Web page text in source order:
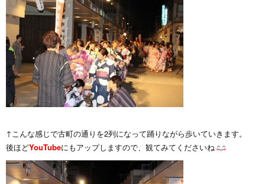
↑こんな感じで古町の通りを2列になって踊りながら歩いていきます。
後ほどYouTubeにもアップしますので、観てみてくださいね